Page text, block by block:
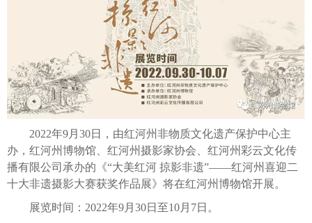
2022年9月30日，由红河州非物质文化遗产保护中心主
办，红河州博物馆、红河州摄影家协会、红河州彩云文化传
播有限公司承办的《“大美红河 掠影非遗”——红河州喜迎二
十大非遗摄影大赛获奖作品展》将在红河州博物馆开展。
展览时间：2022年9月30日至10月7日。